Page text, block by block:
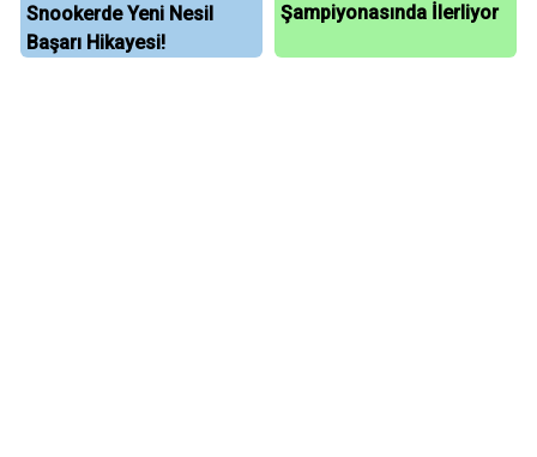
Snookerde Yeni Nesil
Başarı Hikayesi!
Şampiyonasında İlerliyor